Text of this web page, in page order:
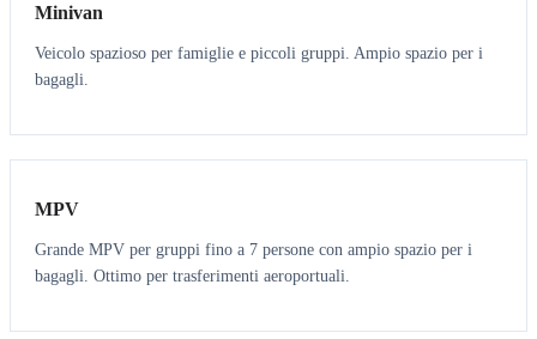
Minivan
Veicolo spazioso per famiglie e piccoli gruppi. Ampio spazio per i
bagagli.
7 7
MPV
Grande MPV per gruppi fino a 7 persone con ampio spazio per i
bagagli. Ottimo per trasferimenti aeroportuali.